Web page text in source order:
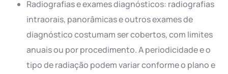
Radiografias e exames diagnósticos: radiografias
intraorais, panorâmicas e outros exames de
diagnóstico costumam ser cobertos, com limites
anuais ou por procedimento. A periodicidade e o
tipo de radiação podem variar conforme o plano e